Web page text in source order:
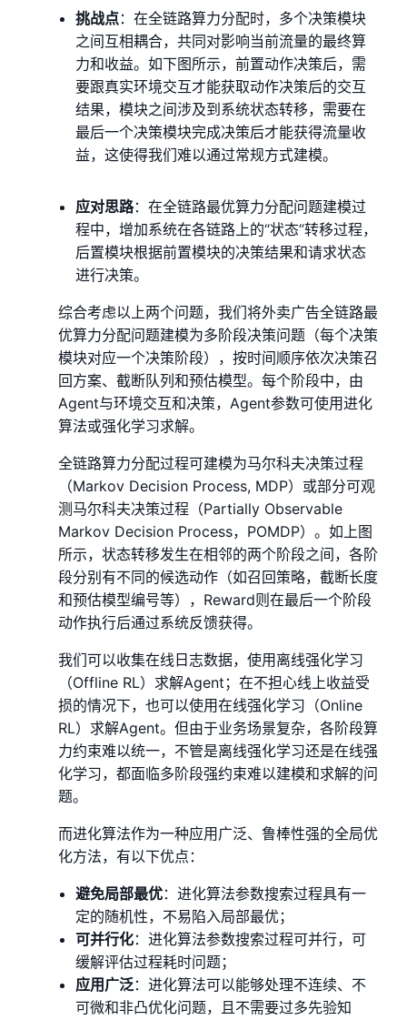
挑战点：在全链路算力分配时，多个决策模块
之间互相耦合，共同对影响当前流量的最终算
力和收益。如下图所示，前置动作决策后，需
要跟真实环境交互才能获取动作决策后的交互
结果，模块之间涉及到系统状态转移，需要在
最后一个决策模块完成决策后才能获得流量收
益，这使得我们难以通过常规方式建模。
应对思路：在全链路最优算力分配问题建模过
程中，增加系统在各链路上的“状态”转移过程，
后置模块根据前置模块的决策结果和请求状态
进行决策。
综合考虑以上两个问题，我们将外卖广告全链路最
优算力分配问题建模为多阶段决策问题（每个决策
模块对应一个决策阶段），按时间顺序依次决策召
回方案、截断队列和预估模型。每个阶段中，由
Agent与环境交互和决策，Agent参数可使用进化
算法或强化学习求解。
全链路算力分配过程可建模为马尔科夫决策过程
（Markov Decision Process, MDP）或部分可观
测马尔科夫决策过程（Partially Observable
Markov Decision Process，POMDP）。如上图
所示，状态转移发生在相邻的两个阶段之间，各阶
段分别有不同的候选动作（如召回策略，截断长度
和预估模型编号等），Reward则在最后一个阶段
动作执行后通过系统反馈获得。
我们可以收集在线日志数据，使用离线强化学习
（Offline RL）求解Agent；在不担心线上收益受
损的情况下，也可以使用在线强化学习（Online
RL）求解Agent。但由于业务场景复杂，各阶段算
力约束难以统一，不管是离线强化学习还是在线强
化学习，都面临多阶段强约束难以建模和求解的问
题。
而进化算法作为一种应用广泛、鲁棒性强的全局优
化方法，有以下优点：
避免局部最优：进化算法参数搜索过程具有一
定的随机性，不易陷入局部最优；
可并行化：进化算法参数搜索过程可并行，可
缓解评估过程耗时问题；
应用广泛：进化算法可以能够处理不连续、不
可微和非凸优化问题，且不需要过多先验知